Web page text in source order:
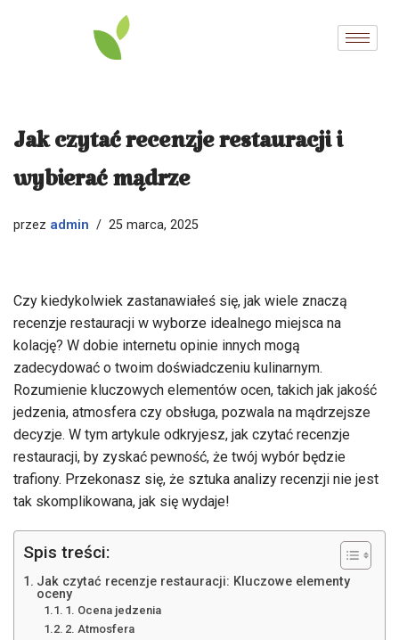
Jak czytać recenzje restauracji i
wybierać mądrze
przez admin 25 marca, 2025
Czy kiedykolwiek zastanawiałeś się, jak wiele znaczą
recenzje restauracji w wyborze idealnego miejsca na
kolację? W dobie internetu opinie innych mogą
zadecydować o twoim doświadczeniu kulinarnym.
Rozumienie kluczowych elementów ocen, takich jak jakość
jedzenia, atmosfera czy obsługa, pozwala na mądrzejsze
decyzje. W tym artykule odkryjesz, jak czytać recenzje
restauracji, by zyskać pewność, że twój wybór będzie
trafiony. Przekonasz się, że sztuka analizy recenzji nie jest
tak skomplikowana, jak się wydaje!
Spis treści:
Jak czytać recenzje restauracji: Kluczowe elementy
oceny
1. Ocena jedzenia
2. Atmosfera